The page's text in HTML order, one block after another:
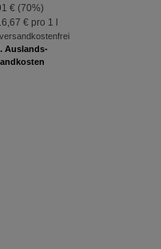
€ (70%)
€pro 1 l
Auslands-